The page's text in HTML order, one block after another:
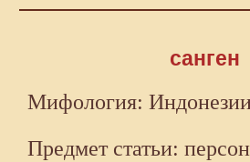
санген
Мифология:
Предмет статьи: